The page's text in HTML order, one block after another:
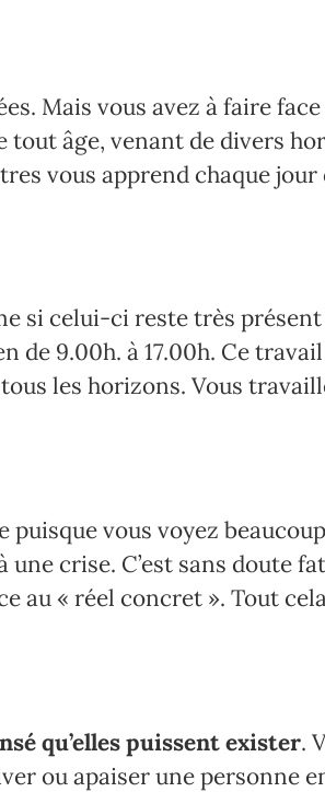
Mais vous avez à faire face
âge, venant de divers
vous apprend chaque jour
si celui-ci reste très
de 9.00h. à 17.00h. Ce
les horizons. Vous
vous voyez
crise. C’est sans doute
au « réel concret ». Tout
qu’elles puissent exister.
ou apaiser une personne